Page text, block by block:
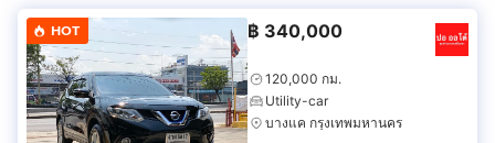
HOT ฿ 340,000
120,000 กม.
Utility-car
บางแค กรุงเทพมหานคร